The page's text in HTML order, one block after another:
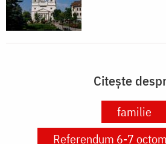
Citește
familie
Referendum 6-7